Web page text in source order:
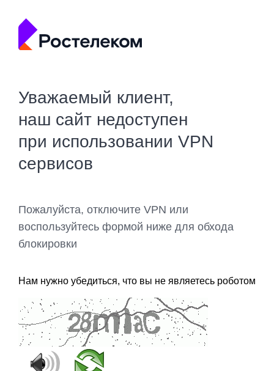
Уважаемый клиент,
наш сайт недоступен
при использовании VPN
сервисов
Пожалуйста, отключите VPN или
воспользуйтесь формой ниже для обхода
блокировки
Нам нужно убедиться, что вы не являетесь роботом